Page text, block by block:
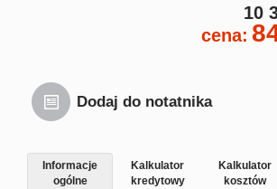
10
cena:
Dodaj do notatnika
Informacje
ogólne
Kalkulator
kredytowy
Kalkulator
kosztów